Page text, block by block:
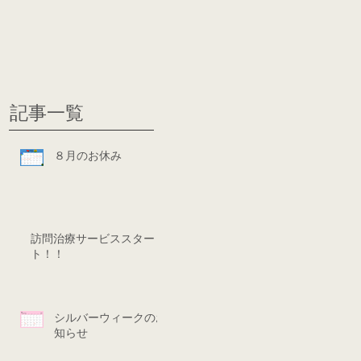
記事一覧
８月のお休み
訪問治療サービススター
ト！！
シルバーウィークのお
知らせ